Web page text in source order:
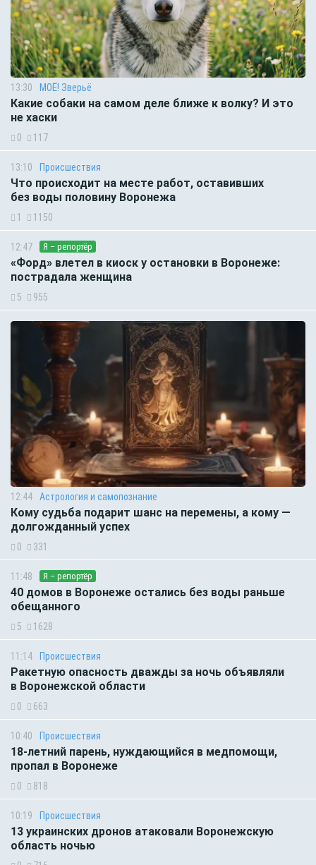
13:30 МОЁ! Зверьё
Какие собаки на самом деле ближе к волку? И это
не хаски
0 117
13:10 Происшествия
Что происходит на месте работ, оставивших
без воды половину Воронежа
1 1150
12:47 Я – репортёр
«Форд» влетел в киоск у остановки в Воронеже:
пострадала женщина
5 955
12:44 Астрология и самопознание
Кому судьба подарит шанс на перемены, а кому —
долгожданный успех
0 331
11:48 Я – репортёр
40 домов в Воронеже остались без воды раньше
обещанного
5 1628
11:14 Происшествия
Ракетную опасность дважды за ночь объявляли
в Воронежской области
0 663
10:40 Происшествия
18-летний парень, нуждающийся в медпомощи,
пропал в Воронеже
0 818
10:19 Происшествия
13 украинских дронов атаковали Воронежскую
область ночью